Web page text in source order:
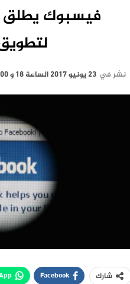
فيسبوك يطلق
نشر في 23 يونيو 2017 الساعة 18 و 00 دقيقة
شارك Facebook